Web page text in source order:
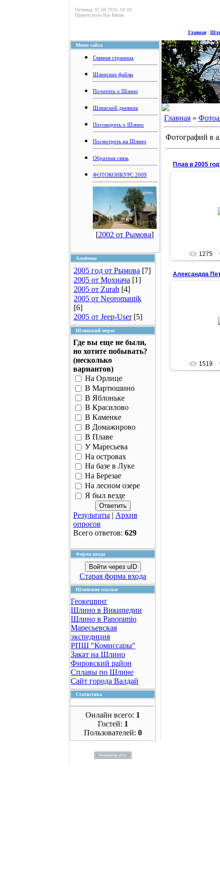
Пятница, 07.08.2026, 01:19
Приветствую Вас Гость
Главная|
Меню сайта
Главная страница
Шлинские файлы
Почитать о Шлино
Шлинский дневник
Поговорить о Шлино
Посмотреть на Шлино
Обратная связь
ФОТОКОНКУРС 2009
[2002 от Рымова]
Альбомы
2005 год от Рымова [7]
2005 от Мохнача [1]
2005 от Zurab [4]
2005 от Neoromantik
[6]
2005 от Jeep-User [5]
Шлинский опрос
Где вы еще не были,
но хотите побывать?
(несколько
вариантов)
На Орлице
В Мартюшино
В Яблоньке
В Красилово
В Каменке
В Домажирово
В Плаве
У Маресьева
На островах
На базе в Луке
На Березае
На лесном озере
Я был везде
Результаты | Архив
опросов
Всего ответов: 629
Форма входа
Войти через uID
Старая форма входа
Шлинские ссылки
Геокешинг
Шлино в Википедии
Шлино в Panoramio
Маресьевская
экспедиция
РПШ "Комиссары"
Закат на Шлино
Фировский район
Сплавы по Шлине
Сайт города Валдай
Статистика
Онлайн всего: 1
Гостей: 1
Пользователей: 0
Главная »
Фотографий в
Плав в 2005
ни одной
бывших в
1275
деревни
1519